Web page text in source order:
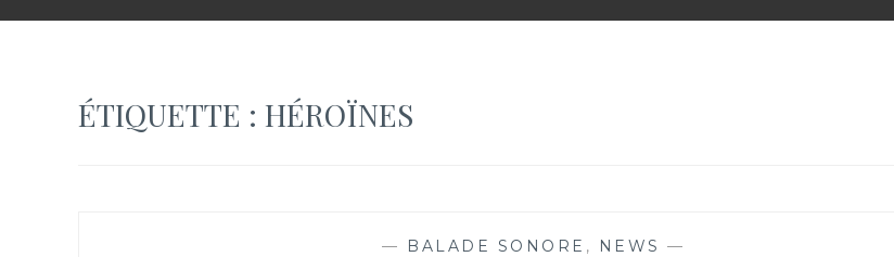
ÉTIQUETTE : HÉROÏNES
— BALADE SONORE , NEWS —